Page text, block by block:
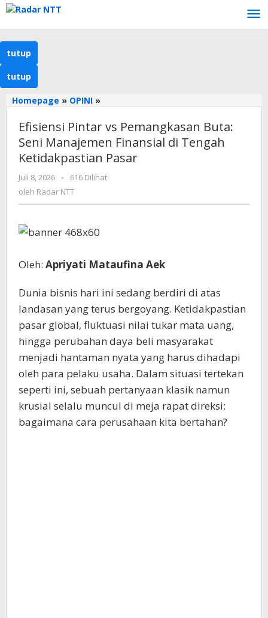
Lewati
konten
tutup
tutup
Homepage » OPINI »Efisiensi
vs
Pemangkasan
Buta:
Seni
Manajemen
Efisiensi Pintar vs Pemangkasan Buta:
Seni Manajemen Finansial di Tengah
Ketidakpastian Pasar
Juli 8, 2026
oleh
Radar
-
616 Dilihat
oleh Radar NTT
Oleh: Apriyati Mataufina Aek
Dunia bisnis hari ini sedang berdiri di atas
landasan yang terus bergoyang. Ketidakpastian
pasar global, fluktuasi nilai tukar mata uang,
hingga perubahan daya beli masyarakat
menjadi hantaman nyata yang harus dihadapi
oleh para pelaku usaha. Dalam situasi tertekan
seperti ini, sebuah pertanyaan klasik namun
krusial selalu muncul di meja rapat direksi:
bagaimana cara perusahaan kita bertahan?